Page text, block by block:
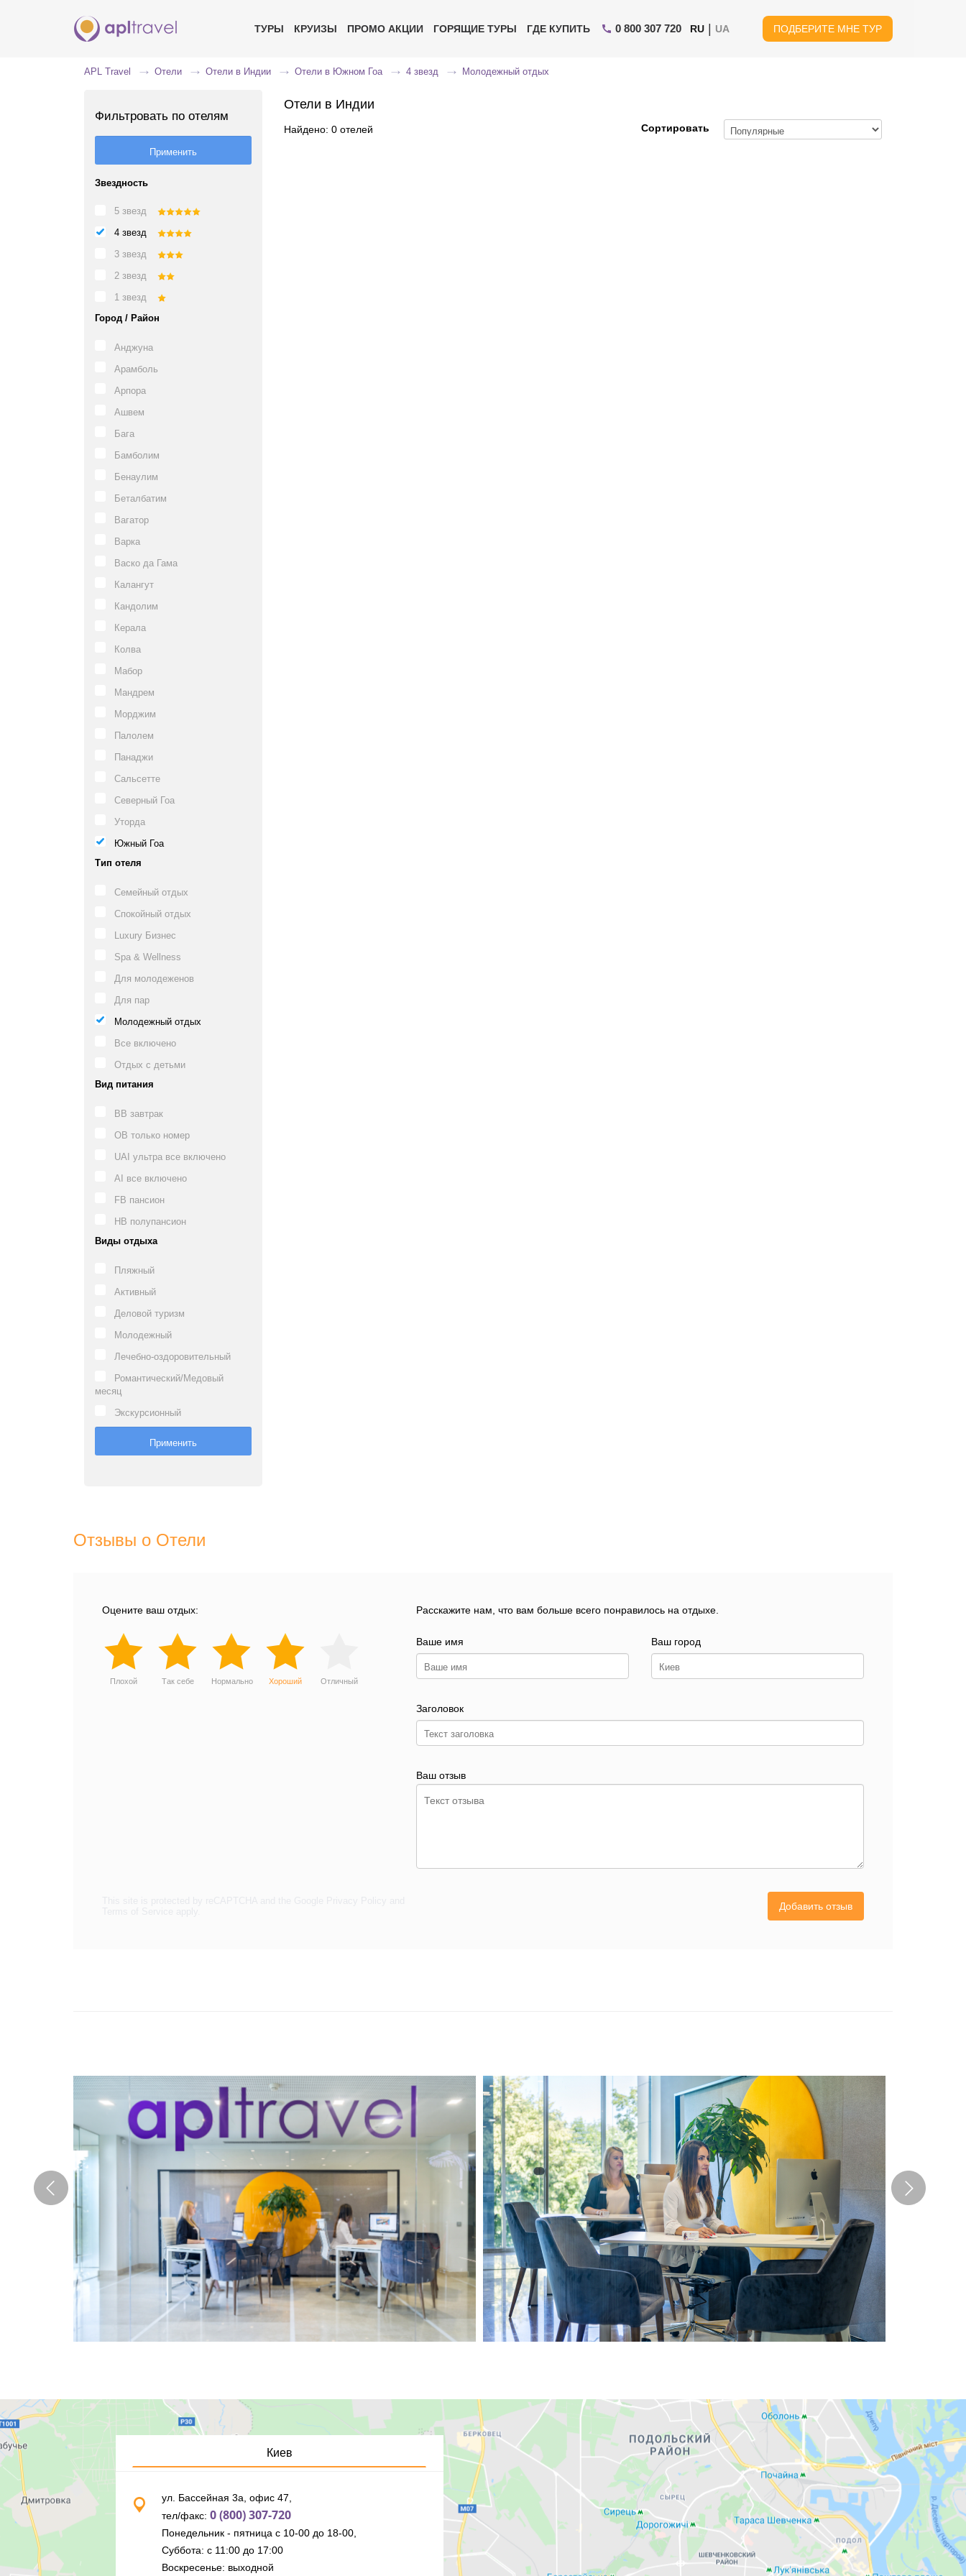
ТУРЫ КРУИЗЫ ПРОМО АКЦИИ ГОРЯЩИЕ ТУРЫ ГДЕ КУПИТЬ 0 800 307 720 RU | UA ПОДБЕРИТЕ МНЕ ТУР
APL Travel Отели Отели в Индии Отели в Южном Гоа 4 звезд Молодежный отдых
Фильтровать по отелям
Звездность
5 звезд
4 звезд
3 звезд
2 звезд
1 звезд
Город / Район
Анджуна
Арамболь
Арпора
Ашвем
Бага
Бамболим
Бенаулим
Беталбатим
Вагатор
Варка
Васко да Гама
Калангут
Кандолим
Керала
Колва
Мабор
Мандрем
Морджим
Палолем
Панаджи
Сальсетте
Северный Гоа
Уторда
Южный Гоа
Тип отеля
Семейный отдых
Спокойный отдых
Luxury Бизнес
Spa & Wellness
Для молодеженов
Для пар
Молодежный отдых
Все включено
Отдых с детьми
Вид питания
BB завтрак
OB только номер
UAI ультра все включено
AI все включено
FB пансион
HB полупансион
Виды отдыха
Пляжный
Активный
Деловой туризм
Молодежный
Лечебно-оздоровительный
Романтический/Медовый
месяц
Экскурсионный
Отели в Индии
Найдено: 0 отелей Сортировать
Отзывы о Отели
Оцените ваш отдых:
Плохой Так себе Нормально Хороший Отличный
Расскажите нам, что вам больше всего понравилось на отдыхе.
Ваше имя Ваш город
Заголовок
Ваш отзыв
Добавить отзыв
Киев
ул. Бассейная 3а, офис 47,
тел/факс: 0 (800) 307-720
Понедельник - пятница с 10-00 до 18-00,
Суббота: с 11:00 до 17:00
Воскресенье: выходной